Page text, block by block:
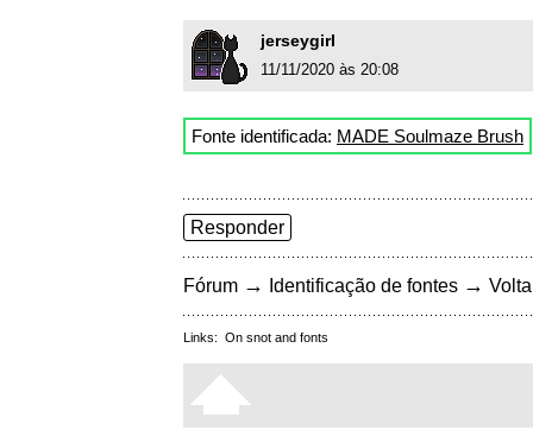
jerseygirl
11/11/2020 às 20:08
Fonte identificada: MADE Soulmaze Brush
Responder
Fórum → Identificação de fontes →
Links: On snot and fonts